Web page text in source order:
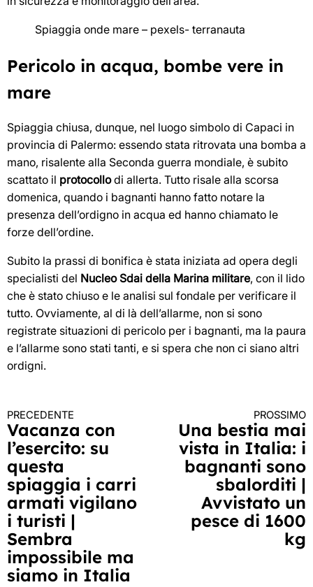
Spiaggia onde mare – pexels- terranauta
Pericolo in acqua, bombe vere in
mare
Spiaggia chiusa, dunque, nel luogo simbolo di Capaci in
provincia di Palermo: essendo stata ritrovata una bomba a
mano, risalente alla Seconda guerra mondiale, è subito
scattato il protocollodi allerta. Tutto risale alla scorsa
domenica, quando i bagnanti hanno fatto notare la
presenza dell’ordigno in acqua ed hanno chiamato le
forze dell’ordine.
Subito la prassi di bonifica è stata iniziata ad opera degli
specialisti del Nucleo Sdai della Marina militare, con il lido
che è stato chiuso e le analisi sul fondale per verificare il
tutto. Ovviamente, al di là dell’allarme, non si sono
registrate situazioni di pericolo per i bagnanti, ma la paura
e l’allarme sono stati tanti, e si spera che non ci siano altri
ordigni.
Continua
a
leggere
PRECEDENTE
Vacanza con
l’esercito: su
questa
spiaggia i carri
armati vigilano
i turisti |
Sembra
impossibile ma
siamo in Italia
PROSSIMO
Una bestia mai
vista in Italia: i
bagnanti sono
sbalorditi |
Avvistato un
pesce di 1600
kg